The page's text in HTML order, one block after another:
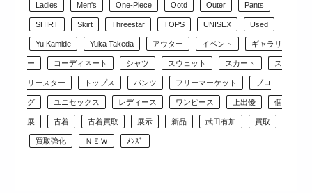
Ladies Men's One-Piece Ootd Outer Pants
SHIRT Skirt Threestar TOPS UNISEX Used
Yu Kamide Yuka Takeda アウター イベント ギャラリ
ー コーディネート シャツ スウェット スカート ス
リースター トップス パンツ フリーマーケット ブロ
グ ユニセックス レディース ワンピース 上出優 個
展 古着 古着買取 展示 新品 武田有加 買取
買取強化 ＮＥＷ ﾒﾝｽﾞ